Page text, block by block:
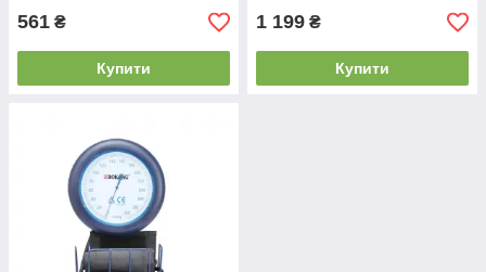
561 ₴
Купити
1 199 ₴
Купити